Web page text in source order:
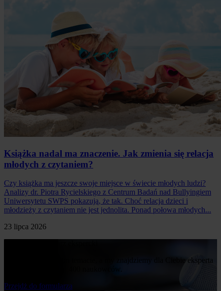
Książka nadal ma znaczenie. Jak zmienia się relacja
młodych z czytaniem?
Czy książka ma jeszcze swoje miejsce w świecie młodych ludzi?
Analizy dr. Piotra Rycielskiego z Centrum Badań nad Bullyingiem
Uniwersytetu SWPS pokazują, że tak. Choć relacja dzieci i
młodzieży z czytaniem nie jest jednolita. Ponad połowa młodych...
23 lipca 2026
Napisz nam o swoim temacie, a my znajdziemy dla Ciebie eksperta
Przejdż do formularza